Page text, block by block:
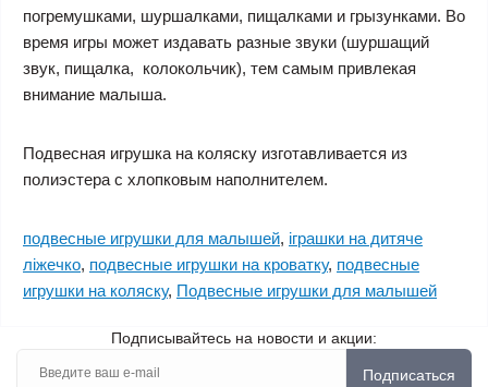
погремушками, шуршалками, пищалками и грызунками. Во
время игры может издавать разные звуки (шуршащий
звук, пищалка, колокольчик), тем самым привлекая
внимание малыша.
Подвесная игрушка на коляску изготавливается из
полиэстера с хлопковым наполнителем.
подвесные игрушки для малышей, іграшки на дитяче
ліжечко, подвесные игрушки на кроватку, подвесные
игрушки на коляску, Подвесные игрушки для малышей
Подписывайтесь на новости и акции:
Подписаться